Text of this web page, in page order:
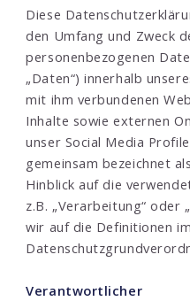
Diese
den Umfang und Zweck
personenbezogenen
„Daten“) innerhalb
mit ihm verbundenen
Inhalte sowie externen
unser Social Media
gemeinsam bezeichnet
Hinblick auf die
z.B. „Verarbeitung“ oder
wir auf die Definitionen
Verantwortlicher